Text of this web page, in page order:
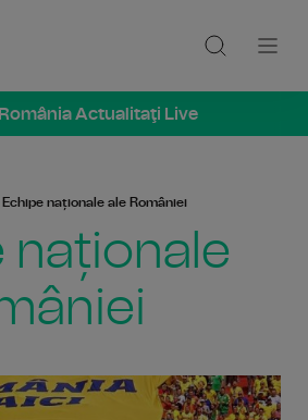
Actualitaţi Live
Echipe naționale ale României
naționale